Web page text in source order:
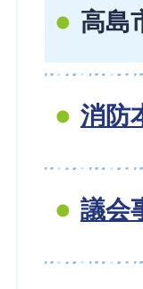
高島
消防
議会